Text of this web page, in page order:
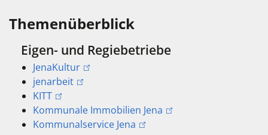
Themenüberblick
Eigen- und Regiebetriebe
JenaKultur
jenarbeit
KITT
Kommunale Immobilien Jena
Kommunalservice Jena